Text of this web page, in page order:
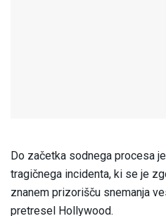
Do začetka sodnega procesa
tragičnega incidenta, ki se je
znanem prizorišču snemanja
pretresel Hollywood.